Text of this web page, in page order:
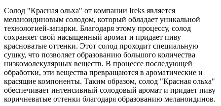
Солод "Красная ольха" от компании Ireks является
меланоидиновым солодом, который обладает уникальной
технологией-запарки. Благодаря этому процессу, солод
сохраняет свой насыщенный аромат и придает пиву
красноватые оттенки. Этот солод проходит специальную
сушку, что позволяет образованию большого количества
низкомолекулярных веществ. В процессе последующей
обработки, эти вещества превращаются в ароматические и
красящие компоненты. Таким образом, солод "Красная ольха"
обеспечивает интенсивный солодовый аромат и придает пиву
коричневатые оттенки благодаря образованию меланоидинов.